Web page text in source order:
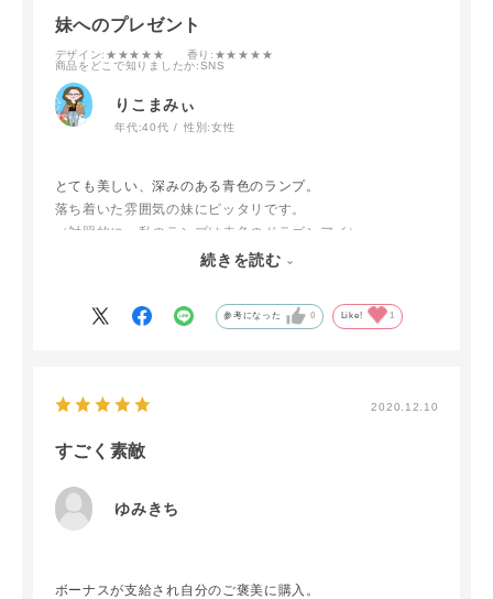
妹へのプレゼント
デザイン:★★★★★ 香り :★★★★★
商品をどこで知りましたか:SNS
りこまみぃ
年代:40代 性別:女性
とても美しい、深みのある青色のランプ。
落ち着いた雰囲気の妹にピッタリです。
（対照的に、私のランプは赤色のドラゴンアイ）
海を想像させるディープシーの青色も良いなと思いました。
続きを読む
参考になった 0 Like! 1
2020.12.10
すごく素敵
ゆみきち
ボーナスが支給され自分のご褒美に購入。